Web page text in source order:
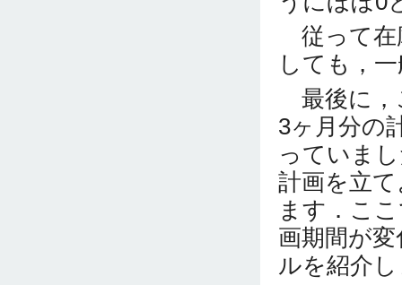
従って在
しても，
最後に，
3ヶ月分の
っていま
計画を立
ます．こ
画期間が
ルを紹介